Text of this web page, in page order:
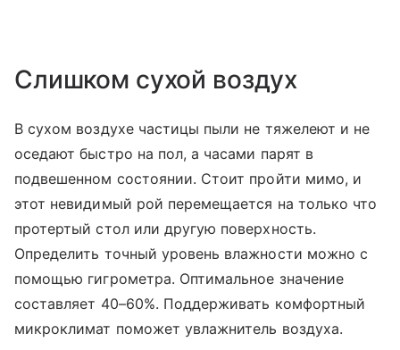
Слишком сухой воздух
В сухом воздухе частицы пыли не тяжелеют и не
оседают быстро на пол, а часами парят в
подвешенном состоянии. Стоит пройти мимо, и
этот невидимый рой перемещается на только что
протертый стол или другую поверхность.
Определить точный уровень влажности можно с
помощью гигрометра. Оптимальное значение
составляет 40–60%. Поддерживать комфортный
микроклимат поможет увлажнитель воздуха.